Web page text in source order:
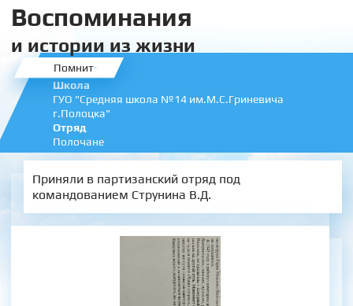
Воспоминания
и истории из жизни
Помнит
Школа
ГУО "Средняя школа №14 им.М.С.Гриневича
г.Полоцка"
Отряд
Полочане
Приняли в партизанский отряд под
командованием Струнина В.Д.